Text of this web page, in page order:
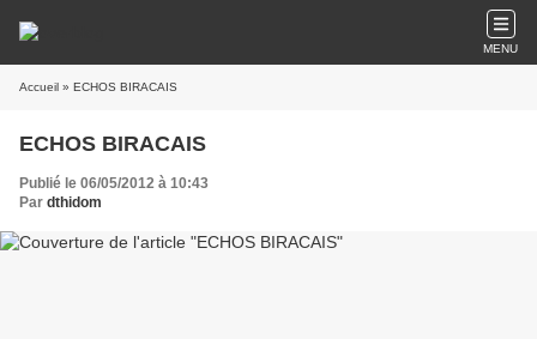
MENU
Accueil » ECHOS BIRACAIS
ECHOS BIRACAIS
Publié le 06/05/2012 à 10:43
Par dthidom